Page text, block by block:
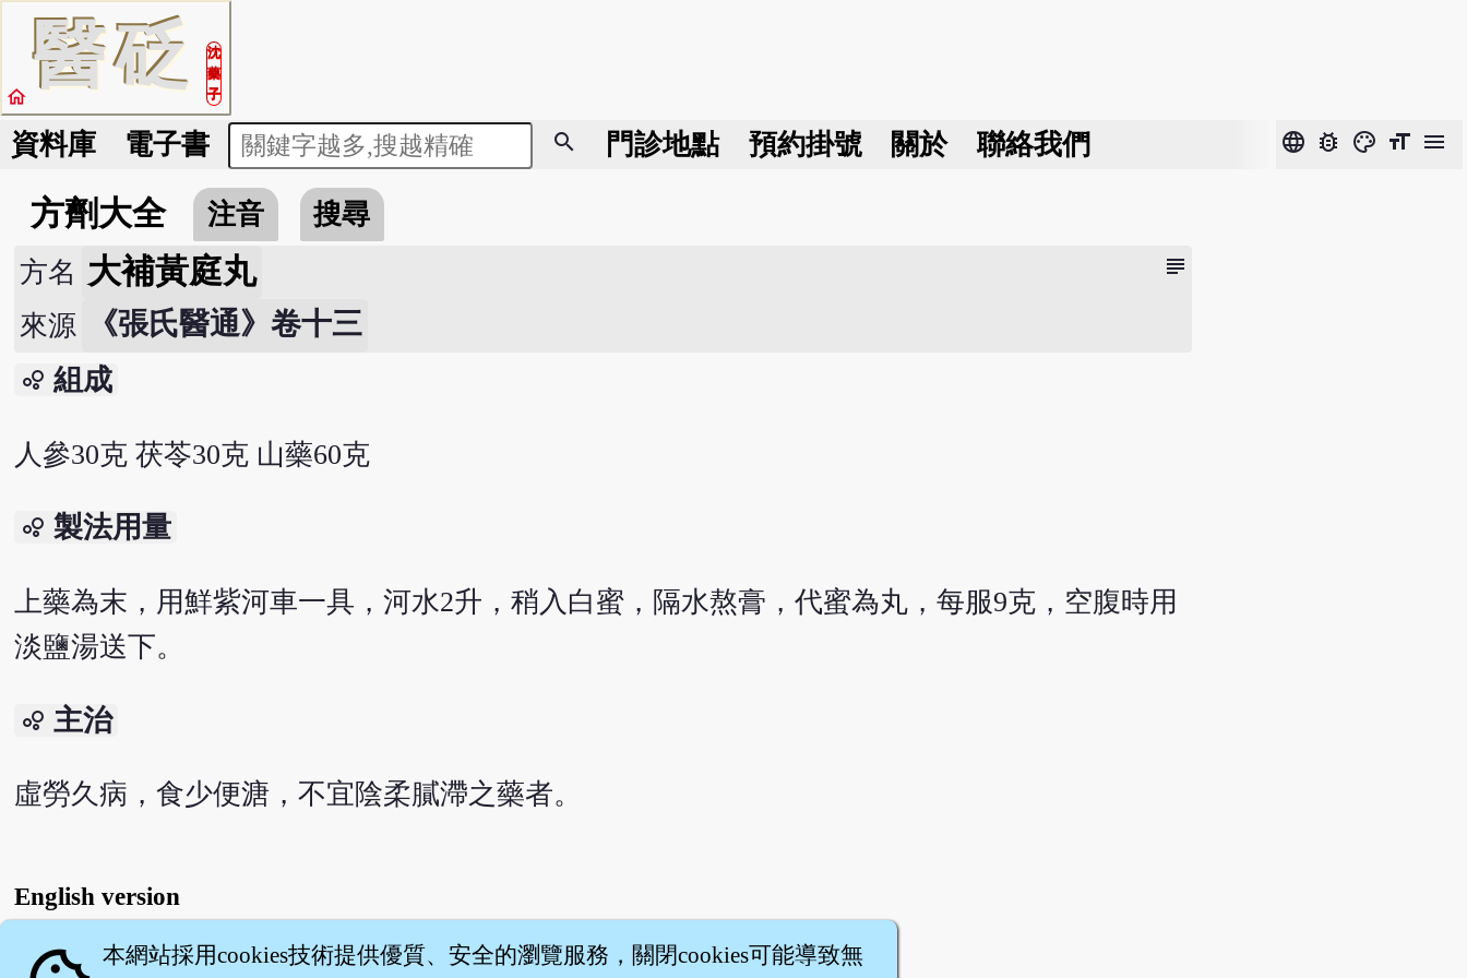
醫砭
沈
藥
子
home
資料庫 電子書 search 門診地點 預約掛號 關於 聯絡我們 language bug_report color_lens format_size menu
方劑大全 注音 搜尋
subject
方名 大補黃庭丸
來源 《張氏醫通》卷十三
bubble_chart 組成
人參30克 茯苓30克 山藥60克
bubble_chart 製法用量
上藥為末，用鮮紫河車一具，河水2升，稍入白蜜，隔水熬膏，代蜜為丸，每服9克，空腹時用
淡鹽湯送下。
bubble_chart 主治
虛勞久病，食少便溏，不宜陰柔膩滯之藥者。
English version
本網站採用cookies技術提供優質、安全的瀏覽服務，關閉cookies可能導致無